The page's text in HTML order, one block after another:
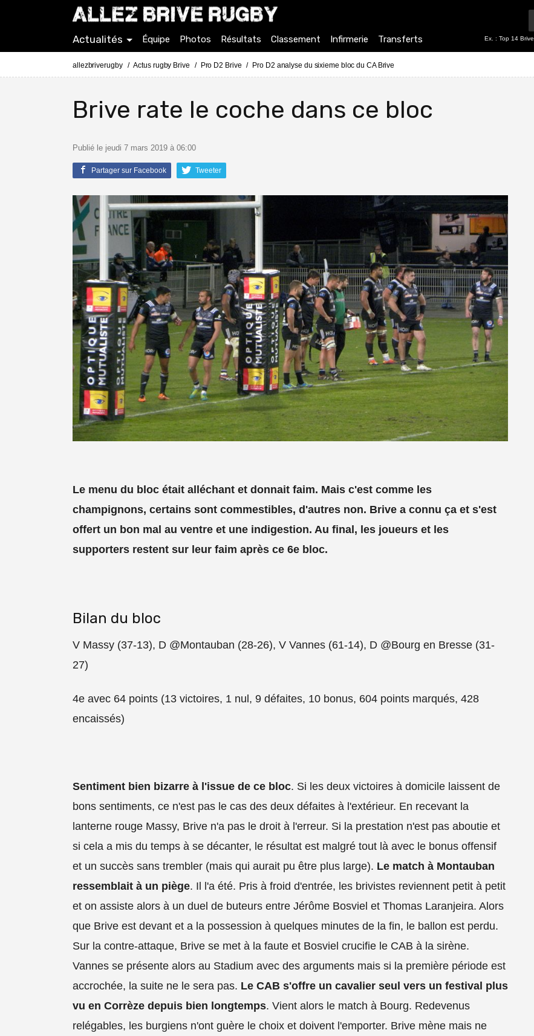
Ex. : Top 14 Brive
Actualités Équipe Photos Résultats Classement Infirmerie Transferts
allezbriverugby Actus rugby Brive Pro D2 Brive Pro D2 analyse du sixieme bloc du CA Brive
Brive rate le coche dans ce bloc
Publié le jeudi 7 mars 2019 à 06:00
Partager sur Facebook Tweeter
Le menu du bloc était alléchant et donnait faim. Mais c'est comme les
champignons, certains sont commestibles, d'autres non. Brive a connu ça et s'est
offert un bon mal au ventre et une indigestion. Au final, les joueurs et les
supporters restent sur leur faim après ce 6e bloc.
Bilan du bloc
V Massy (37-13), D @Montauban (28-26), V Vannes (61-14), D @Bourg en Bresse (31-
27)
4e avec 64 points (13 victoires, 1 nul, 9 défaites, 10 bonus, 604 points marqués, 428
encaissés)
Sentiment bien bizarre à l'issue de ce bloc. Si les deux victoires à domicile laissent de
bons sentiments, ce n'est pas le cas des deux défaites à l'extérieur. En recevant la
lanterne rouge Massy, Brive n'a pas le droit à l'erreur. Si la prestation n'est pas aboutie et
si cela a mis du temps à se décanter, le résultat est malgré tout là avec le bonus offensif
et un succès sans trembler (mais qui aurait pu être plus large). Le match à Montauban
ressemblait à un piège. Il l'a été. Pris à froid d'entrée, les brivistes reviennent petit à petit
et on assiste alors à un duel de buteurs entre Jérôme Bosviel et Thomas Laranjeira. Alors
que Brive est devant et a la possession à quelques minutes de la fin, le ballon est perdu.
Sur la contre-attaque, Brive se met à la faute et Bosviel crucifie le CAB à la sirène.
Vannes se présente alors au Stadium avec des arguments mais si la première période est
accrochée, la suite ne le sera pas. Le CAB s'offre un cavalier seul vers un festival plus
vu en Corrèze depuis bien longtemps. Vient alors le match à Bourg. Redevenus
relégables, les burgiens n'ont guère le choix et doivent l'emporter. Brive mène mais ne